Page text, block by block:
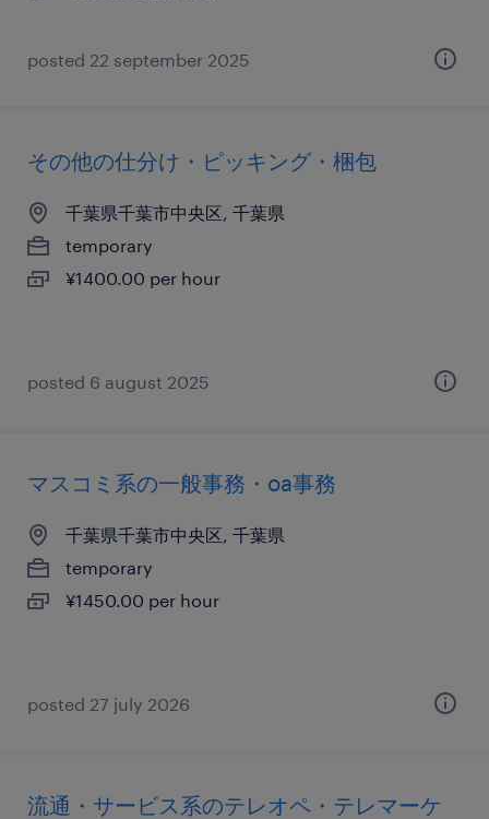
posted 22 september 2025
その他の仕分け・ピッキング・梱包
千葉県千葉市中央区, 千葉県
temporary
¥1400.00 per hour
posted 6 august 2025
マスコミ系の一般事務・oa事務
千葉県千葉市中央区, 千葉県
temporary
¥1450.00 per hour
posted 27 july 2026
流通・サービス系のテレオペ・テレマーケ